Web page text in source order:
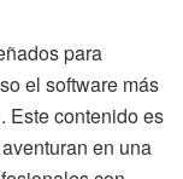
para
el software más
Este contenido es
en una